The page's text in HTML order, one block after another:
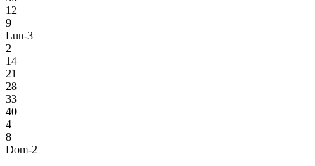
12
9
Lun-3
2
14
21
28
33
40
4
8
Dom-2